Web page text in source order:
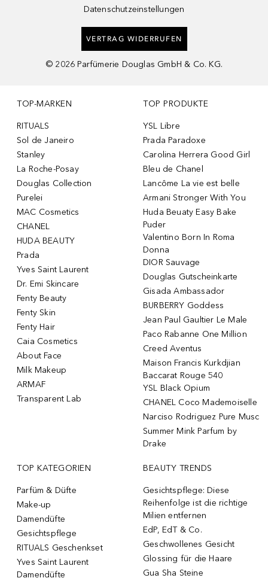
Datenschutzeinstellungen
VERTRAG WIDERRUFEN
© 2026 Parfümerie Douglas GmbH & Co. KG.
TOP-MARKEN
RITUALS
Sol de Janeiro
Stanley
La Roche-Posay
Douglas Collection
Purelei
MAC Cosmetics
CHANEL
HUDA BEAUTY
Prada
Yves Saint Laurent
Dr. Emi Skincare
Fenty Beauty
Fenty Skin
Fenty Hair
Caia Cosmetics
About Face
Milk Makeup
ARMAF
Transparent Lab
TOP PRODUKTE
YSL Libre
Prada Paradoxe
Carolina Herrera Good Girl
Bleu de Chanel
Lancôme La vie est belle
Armani Stronger With You
Huda Beuaty Easy Bake
Puder
Valentino Born In Roma
Donna
DIOR Sauvage
Douglas Gutscheinkarte
Gisada Ambassador
BURBERRY Goddess
Jean Paul Gaultier Le Male
Paco Rabanne One Million
Creed Aventus
Maison Francis Kurkdjian
Baccarat Rouge 540
YSL Black Opium
CHANEL Coco Mademoiselle
Narciso Rodriguez Pure Musc
Summer Mink Parfum by
Drake
TOP KATEGORIEN
Parfüm & Düfte
Make-up
Damendüfte
Gesichtspflege
RITUALS Geschenkset
Yves Saint Laurent
Damendüfte
BEAUTY TRENDS
Gesichtspflege: Diese
Reihenfolge ist die richtige
Milien entfernen
EdP, EdT & Co.
Geschwollenes Gesicht
Glossing für die Haare
Gua Sha Steine